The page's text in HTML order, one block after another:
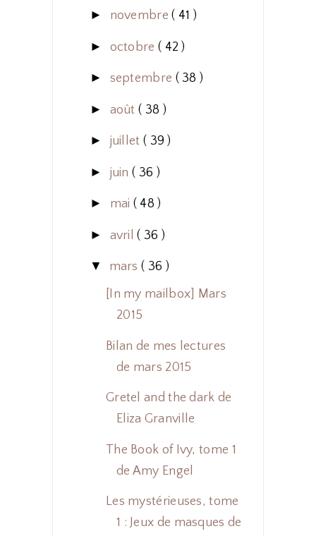
► novembre( 41 )
► octobre ( 42 )
► septembre ( 38 )
► août ( 38 )
► juillet ( 39 )
► juin ( 36 )
► mai ( 48 )
► avril( 36 )
▼ mars( 36 )
[In my mailbox] Mars
2015
Bilan de mes lectures
de mars 2015
Gretel and the dark de
Eliza Granville
The Book of Ivy, tome 1
de Amy Engel
Les mystérieuses, tome
1 : Jeux de masques de